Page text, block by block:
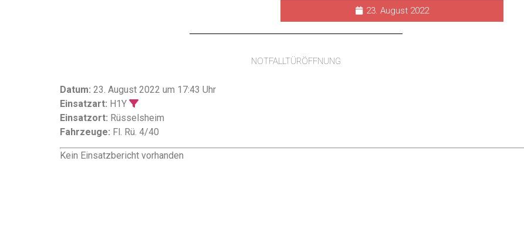
23. August 2022
NOTFALLTÜRÖFFNUNG
Datum: 23. August 2022 um 17:43 Uhr
Einsatzart: H1Y
Einsatzort: Rüsselsheim
Fahrzeuge: Fl. Rü. 4/40
Kein Einsatzbericht vorhanden